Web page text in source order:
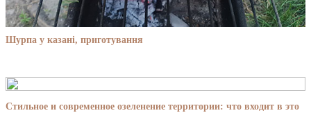
Шурпа у казані, приготування
Стильное и современное озеленение территории: что входит в это